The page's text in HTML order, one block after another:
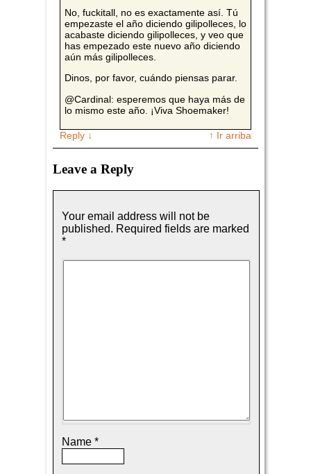
No, fuckitall, no es exactamente así. Tú
empezaste el año diciendo gilipolleces, lo
acabaste diciendo gilipolleces, y veo que
has empezado este nuevo año diciendo
aún más gilipolleces.
Dinos, por favor, cuándo piensas parar.
@Cardinal: esperemos que haya más de
lo mismo este año. ¡Viva Shoemaker!
Reply ↓ ↑ Ir arriba
Leave a Reply
Your email address will not be
published. Required fields are marked
*
Name *